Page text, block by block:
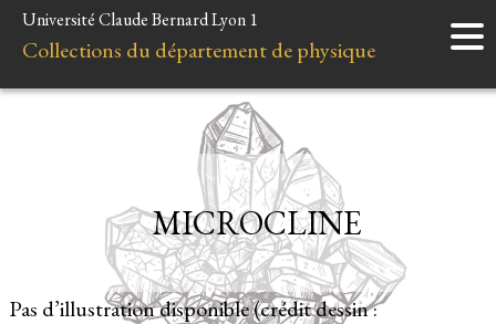
Accueil
Instruments
Liens et ressources
Université Claude Bernard Lyon 1
Collections du département de physique
Pas d’illustration disponible (crédit dessin :
MICROCLINE